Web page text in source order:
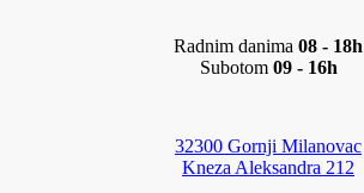
Radnim danima 08 - 18h
Subotom 09 - 16h
32300 Gornji Milanovac
Kneza Aleksandra 212